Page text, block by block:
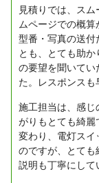
見積りでは、ス
ムページでの概算
型番・写真の送付
とも、とても助か
の要望を聞いてい
た。レスポンスも
施工担当は、感じ
がりもとても綺麗
変わり、電灯スイ
のですが、とても
説明も丁寧にして